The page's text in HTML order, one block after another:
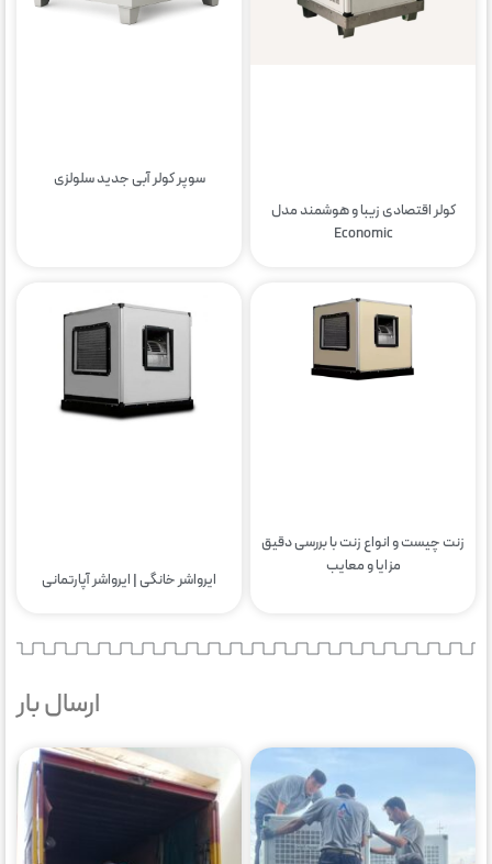
کولر اقتصادی زیبا و هوشمند مدل
Economic
سوپر کولر آبی جدید سلولزی
زنت چیست و انواع زنت با بررسی دقیق
مزایا و معایب
ایرواشر خانگی | ایرواشر آپارتمانی
ارسال بار